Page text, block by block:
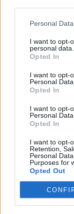
Personal
I want to opt-
personal data.
Opted In
I want to opt-
Personal Data.
Opted In
I want to opt-
Personal
Opted In
I want to opt-
Retention,
Personal
Purposes for
Opted Out
JOVENS